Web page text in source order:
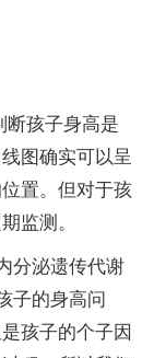
断孩子身高是
图确实可以呈
置。但对于孩
监测。
分泌遗传代谢
子的身高问
孩子的个子因